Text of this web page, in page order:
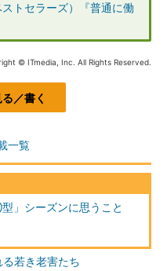
トセラーズ）
『普通に働
© ITmedia, Inc. All Rights Reserved.
／書く
一覧
」シーズンに思うこと
若き老害たち